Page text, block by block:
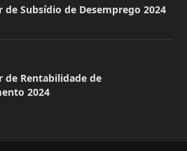
de Subsídio de Desemprego 2024
de Rentabilidade de
2024